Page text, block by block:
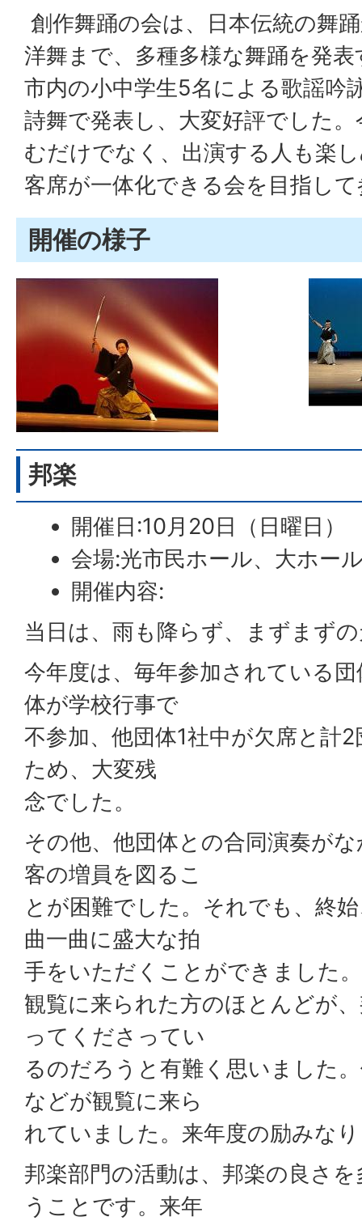
創作舞踊の会は、日本伝統の舞
洋舞まで、多種多様な舞踊を発
市内の小中学生5名による歌謡吟
詩舞で発表し、大変好評でした
むだけでなく、出演する人も楽
客席が一体化できる会を目指し
開催の様子
邦楽
開催日:10月20日（日曜日）
会場:光市民ホール、大ホー
開催内容:
当日は、雨も降らず、まずまず
今年度は、毎年参加されている
体が学校行事で
不参加、他団体1社中が欠席と計
ため、大変残
念でした。
その他、他団体との合同演奏が
客の増員を図るこ
とが困難でした。それでも、終
曲一曲に盛大な拍
手をいただくことができました。
観覧に来られた方のほとんどが
ってくださってい
るのだろうと有難く思いました
などが観覧に来ら
れていました。来年度の励みな
邦楽部門の活動は、邦楽の良さ
うことです。来年